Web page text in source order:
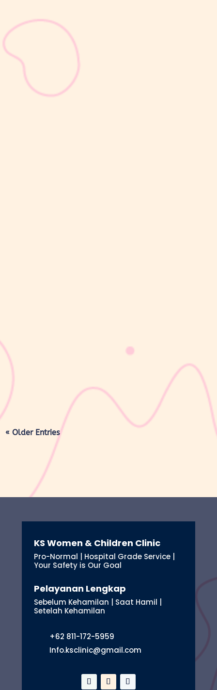
Masa nifas adalah periode pemulihan tubuh setelah melahirkan
yang dimulai sejak bayi lahir hingga organ reproduksi kembali
kulit bayi baru lahir sering kali membuat Mom & Dad khawatir.
Tidak jarang lapisan ini dianggap sebagai kotoran atau sisa cairan
persalinan yang harus segera dibersihkan, terutama jika jumlahnya
« Older Entries
KS Women & Children Clinic
Pro-Normal | Hospital Grade Service |
Your Safety is Our Goal
Pelayanan Lengkap
Sebelum Kehamilan | Saat Hamil |
Setelah Kehamilan
+62 811-172-5959
Info.ksclinic@gmail.com